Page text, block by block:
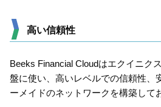
高い信頼性
Beeks Financial Cloudはエクイニク
盤に使い、高いレベルでの信頼性、
ーメイドのネットワークを構築して